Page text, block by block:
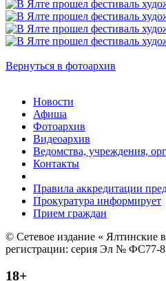
Вернуться в фотоархив
Новости
Афиша
Фотоархив
Видеоархив
Ведомства, учреждения,
Контакты
Правила аккредитации
Прокуратура информирует
Прием граждан
© Сетевое издание « Ялтинские
регистрации: серия Эл № ФС77-
18+